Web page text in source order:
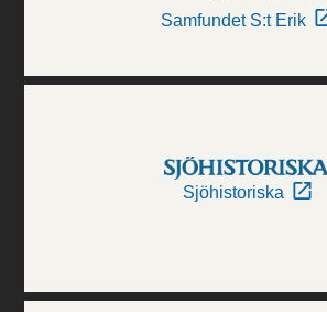
Samfundet S:t Erik
Sjöhistoriska